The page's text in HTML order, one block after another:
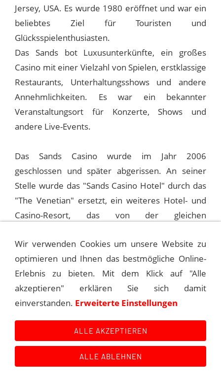
Jersey, USA. Es wurde 1980 eröffnet und war ein
beliebtes Ziel für Touristen und
Glücksspielenthusiasten.
Das Sands bot Luxusunterkünfte, ein großes
Casino mit einer Vielzahl von Spielen, erstklassige
Restaurants, Unterhaltungsshows und andere
Annehmlichkeiten. Es war ein bekannter
Veranstaltungsort für Konzerte, Shows und
andere Live-Events.
Das Sands Casino wurde im Jahr 2006
geschlossen und später abgerissen. An seiner
Stelle wurde das "Sands Casino Hotel" durch das
"The Venetian" ersetzt, ein weiteres Hotel- und
Casino-Resort, das von der gleichen
1991-12-07 LAS VEGAS, RIVIERA HOTEL
(1ST)
Main Event History
Wir verwenden Cookies um unsere Website zu
optimieren und Ihnen das bestmögliche Online-
Erlebnis zu bieten. Mit dem Klick auf "Alle
akzeptieren" erklären Sie sich damit
einverstanden. Erweiterte Einstellungen
ALLE AKZEPTIEREN
ALLE ABLEHNEN